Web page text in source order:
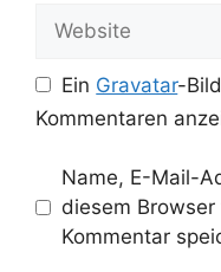
Ein Gravatar-
Kommentaren
Name, E-Mail-
diesem
Kommentar